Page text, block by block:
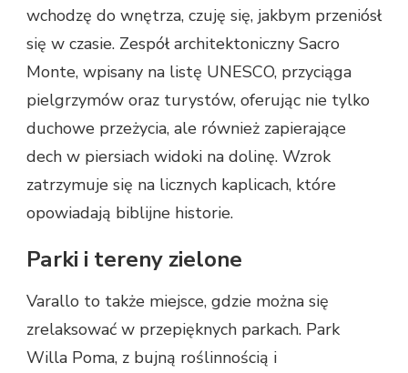
wchodzę do wnętrza, czuję się, jakbym przeniósł
się w czasie. Zespół architektoniczny Sacro
Monte, wpisany na listę UNESCO, przyciąga
pielgrzymów oraz turystów, oferując nie tylko
duchowe przeżycia, ale również zapierające
dech w piersiach widoki na dolinę. Wzrok
zatrzymuje się na licznych kaplicach, które
opowiadają biblijne historie.
Parki i tereny zielone
Varallo to także miejsce, gdzie można się
zrelaksować w przepięknych parkach. Park
Willa Poma, z bujną roślinnością i